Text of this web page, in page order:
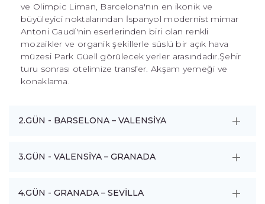
ve Olimpic Liman, Barcelona'nın en ikonik ve
büyüleyici noktalarından İspanyol modernist mimar
Antoni Gaudí'nin eserlerinden biri olan renkli
mozaikler ve organik şekillerle süslü bir açık hava
müzesi Park Güell görülecek yerler arasındadır.Şehir
turu sonrası otelimize transfer. Akşam yemeği ve
konaklama.
2.GÜN - BARSELONA – VALENSİYA
3.GÜN - VALENSİYA – GRANADA
4.GÜN - GRANADA – SEVİLLA